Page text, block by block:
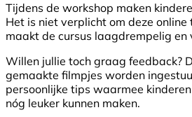
Tijdens de workshop maken
Het is niet verplicht om deze
maakt de cursus laagdrempelig en
Willen jullie toch graag feedback?
gemaakte filmpjes worden
persoonlijke tips waarmee
nóg leuker kunnen maken.